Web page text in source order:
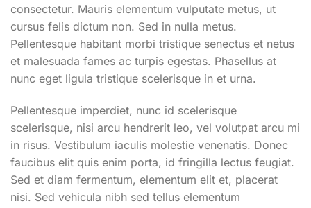
consectetur. Mauris elementum vulputate metus, ut
cursus felis dictum non. Sed in nulla metus.
Pellentesque habitant morbi tristique senectus et netus
et malesuada fames ac turpis egestas. Phasellus at
nunc eget ligula tristique scelerisque in et urna.
Pellentesque imperdiet, nunc id scelerisque
scelerisque, nisi arcu hendrerit leo, vel volutpat arcu mi
in risus. Vestibulum iaculis molestie venenatis. Donec
faucibus elit quis enim porta, id fringilla lectus feugiat.
Sed et diam fermentum, elementum elit et, placerat
nisi. Sed vehicula nibh sed tellus elementum